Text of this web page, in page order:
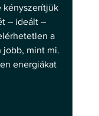
kényszerítjük
– ideált –
a
jobb, mint mi.
energiákat